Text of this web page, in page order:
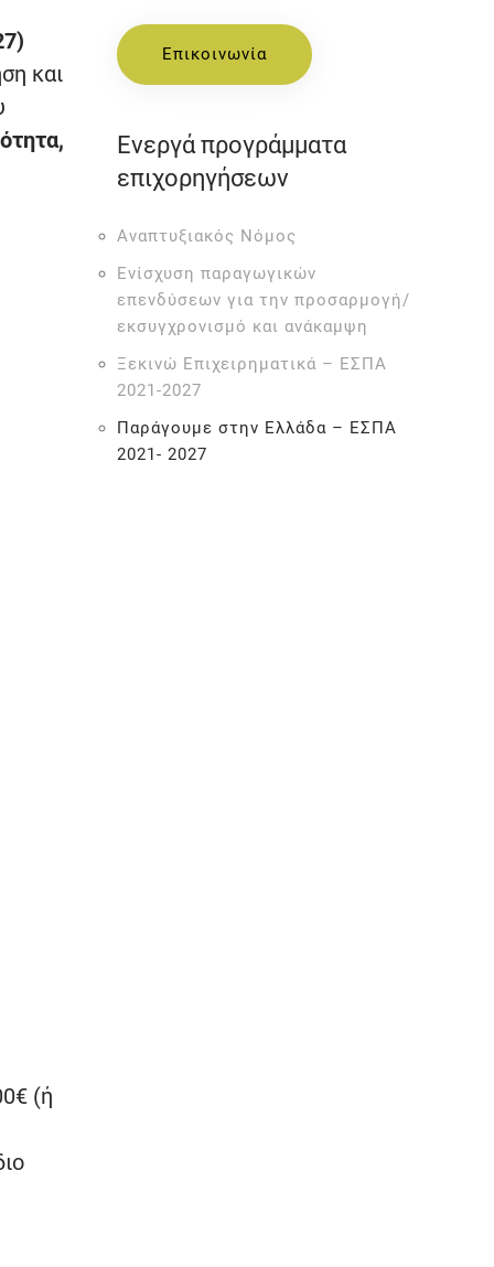
και
(ή
Επικοινωνία
Ενεργά προγράμματα
επιχορηγήσεων
Αναπτυξιακός Νόμος
Ενίσχυση παραγωγικών
επενδύσεων για την προσαρμογή/
εκσυγχρονισμό και ανάκαμψη
Ξεκινώ Επιχειρηματικά – ΕΣΠΑ
2021-2027
Παράγουμε στην Ελλάδα – ΕΣΠΑ
2021- 2027